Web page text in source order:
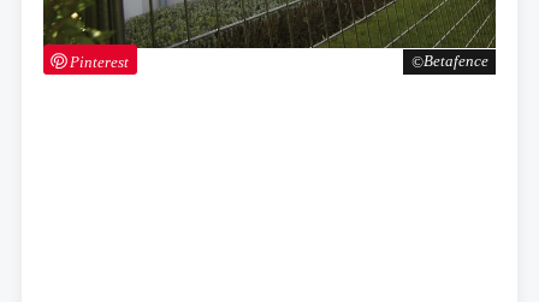
Betafence
Pinterest